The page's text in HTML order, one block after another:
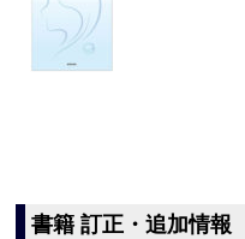
書籍 訂正・追加情報